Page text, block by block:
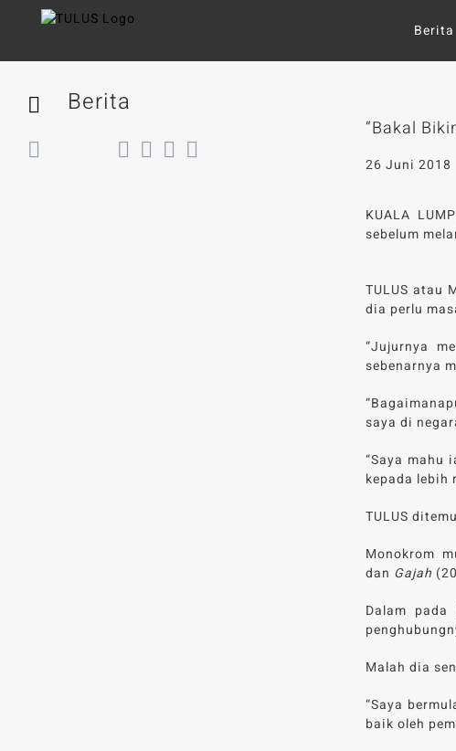
Berita
Berita
“Bakal
26 Juni 2018
KUALA
sebelum
TULUS atau
dia perlu
“Jujurnya
sebenarnya
saya di
“Saya mahu
kepada lebih
TULUS
Monokrom
dan Gajah
Dalam
Malah dia
“Saya
baik oleh